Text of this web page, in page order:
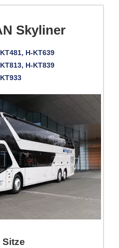
Skyliner
H-KT639
H-KT839
Sitze